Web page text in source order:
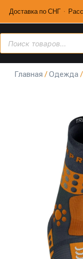
Доставка по СНГ ·
Главная /Одежда/